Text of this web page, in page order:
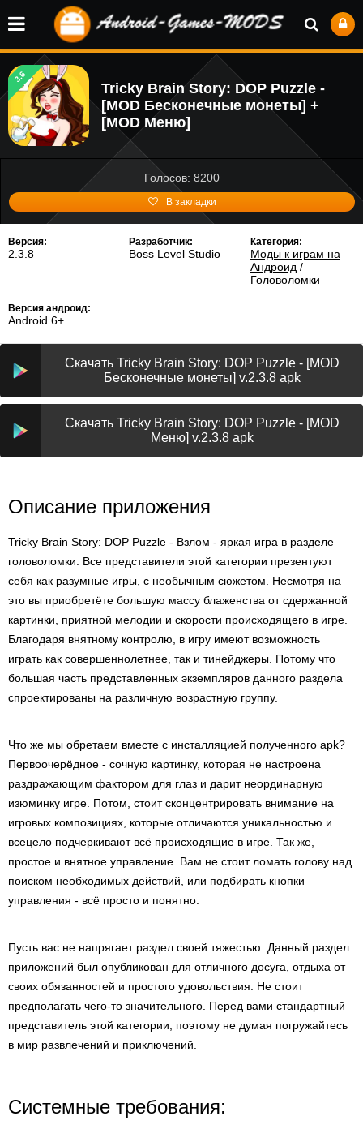
3.6
Tricky Brain Story: DOP Puzzle -
[MOD Бесконечные монеты] +
[MOD Меню]
Голосов: 8200
В закладки
Версия:
2.3.8
Разработчик:
Boss Level Studio
Категория:
Моды к играм на
Андроид /
Головоломки
Версия андроид:
Android 6+
Скачать Tricky Brain Story: DOP Puzzle - [MOD
Бесконечные монеты] v.2.3.8 apk
Скачать Tricky Brain Story: DOP Puzzle - [MOD
Меню] v.2.3.8 apk
Описание приложения
Tricky Brain Story: DOP Puzzle - Взлом - яркая игра в разделе
головоломки. Все представители этой категории презентуют
себя как разумные игры, с необычным сюжетом. Несмотря на
это вы приобретёте большую массу блаженства от сдержанной
картинки, приятной мелодии и скорости происходящего в игре.
Благодаря внятному контролю, в игру имеют возможность
играть как совершеннолетнее, так и тинейджеры. Потому что
большая часть представленных экземпляров данного раздела
спроектированы на различную возрастную группу.
Что же мы обретаем вместе с инсталляцией полученного apk?
Первоочерёдное - сочную картинку, которая не настроена
раздражающим фактором для глаз и дарит неординарную
изюминку игре. Потом, стоит сконцентрировать внимание на
игровых композициях, которые отличаются уникальностью и
всецело подчеркивают всё происходящие в игре. Так же,
простое и внятное управление. Вам не стоит ломать голову над
поиском необходимых действий, или подбирать кнопки
управления - всё просто и понятно.
Пусть вас не напрягает раздел своей тяжестью. Данный раздел
приложений был опубликован для отличного досуга, отдыха от
своих обязанностей и простого удовольствия. Не стоит
предполагать чего-то значительного. Перед вами стандартный
представитель этой категории, поэтому не думая погружайтесь
в мир развлечений и приключений.
Системные требования: